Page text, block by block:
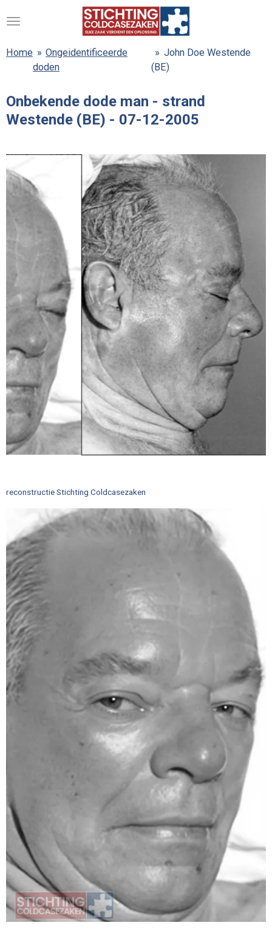
direct
de
hoofdinhoud
Home » Ongeidentificeerde
doden
» John Doe Westende
(BE)
Onbekende dode man - strand
Westende (BE) - 07-12-2005
reconstructie Stichting Coldcasezaken